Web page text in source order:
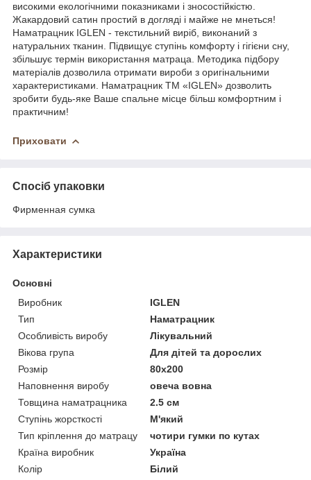
високими екологічними показниками і зносостійкістю.
Жакардовий сатин простий в догляді і майже не мнеться!
Наматрацник IGLEN - текстильний виріб, виконаний з
натуральних тканин. Підвищує ступінь комфорту і гігієни сну,
збільшує термін використання матраца. Методика підбору
матеріалів дозволила отримати вироби з оригінальними
характеристиками. Наматрацник ТМ «IGLEN» дозволить
зробити будь-яке Ваше спальне місце більш комфортним і
практичним!
Приховати
Спосіб упаковки
Фирменная сумка
Характеристики
Основні
Виробник
IGLEN
Тип
Наматрацник
Особливість виробу
Лікувальний
Вікова група
Для дітей та дорослих
Розмір
80x200
Наповнення виробу
овеча вовна
Товщина наматрацника
2.5 см
Ступінь жорсткості
М'який
Тип кріплення до матрацу
чотири гумки по кутах
Країна виробник
Україна
Колір
Білий